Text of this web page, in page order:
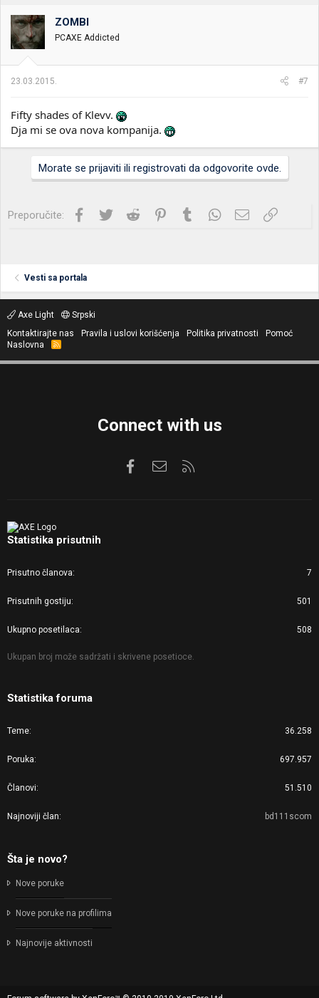
ZOMBI
PCAXE Addicted
23.03.2015. #7
Fifty shades of Klevv.
Dja mi se ova nova kompanija.
Morate se prijaviti ili registrovati da odgovorite ovde.
Preporučite: Facebook
Twitter Reddit PinterestTumblrWhatsApp
Imejl Link
Vesti sa portala
Axe Light
Srpski
Kontaktirajte nas
Pravila i uslovi korišćenja Politika privatnosti
Pomoć
Naslovna
R
S
Connect with us
FacebookKontaktirajte nas
Statistika prisutnih
Prisutno članova 7
Prisutnih gostiju 501
Ukupno posetilaca 508
Ukupan broj može sadržati i skrivene posetioce.
Statistika foruma
Teme 36.258
Poruka 697.957
Članovi 51.510
Najnoviji član bd111scom
Šta je novo?
Nove poruke
Nove poruke na profilima
Najnovije aktivnosti